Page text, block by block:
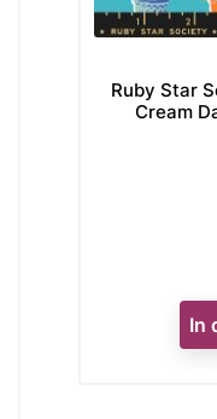
Ruby Star
Cream
In